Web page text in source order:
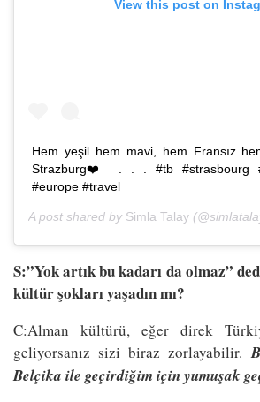
View this post on
Hem yeşil hem mavi, hem Fransız
Strazburg❤️ . . . #tb #strasbourg
#europe #travel
A post shared by Simla Talay
S:”Yok artık bu kadarı da olmaz”
kültür şokları yaşadın mı?
C:Alman kültürü, eğer direk
geliyorsanız sizi biraz zorlayabilir.
Belçika ile geçirdiğim için yumuşak